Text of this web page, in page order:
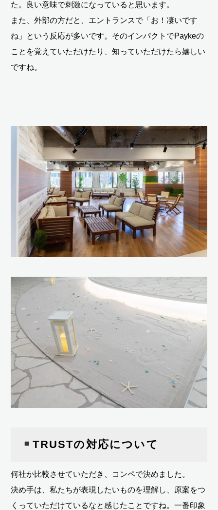
た。良い意味で刺激になっていると思います。
また、外部の方だと、エントランスで「お！凄いです
ね」という反応が多いです。そのインパクトでPaykeの
ことを覚えていただけたり、知っていただけたら嬉しい
ですね。
TRUSTの対応について
何社か比較させていただき、コンペで決めました。
決め手は、私たちが表現したいものを理解し、原案をつ
くっていただけているなと感じたことですね。一番印象